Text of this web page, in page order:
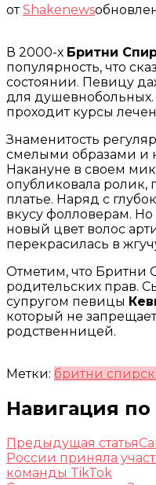
отShakenews
В 2000-х Бритни
популярность, что
состоянии. Певицу
для душевнобольных.
проходит курсы
Знаменитость
смелыми образами и
Накануне в своем
опубликовала ролик,
платье. Наряд с
вкусу фолловерам.
новый цвет волос
перекрасилась в
Отметим, что Бритни
родительских прав.
супругом певицы
который не
родственницей.
Метки: бритни спирс
Навигация
Предыдущая статья
России приняла
команды TikTok